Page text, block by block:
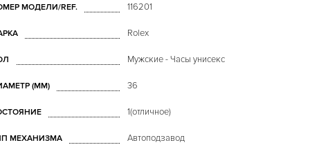
МОДЕЛИ/REF. 116201
Rolex
Мужские - Часы унисекс
(MM) 36
1(отличное)
МЕХАНИЗМА Автоподзавод